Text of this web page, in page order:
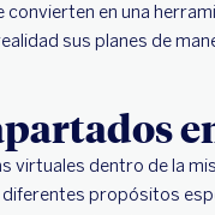
en una
sus planes de
virtuales dentro de la
propósitos